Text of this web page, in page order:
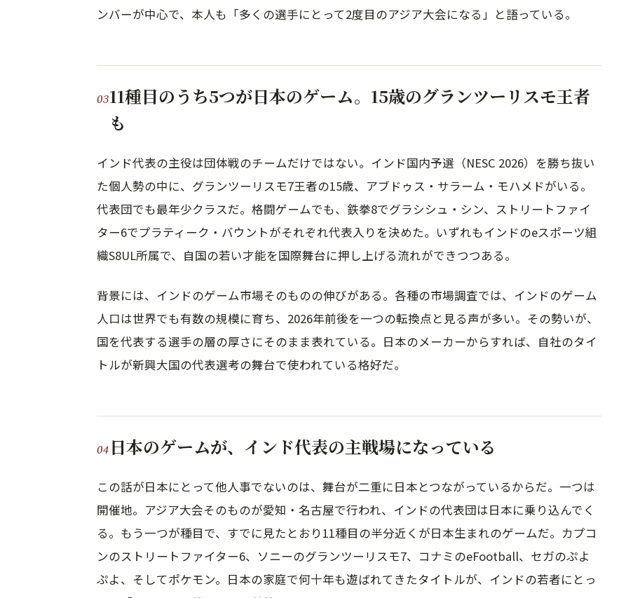
ンバーが中心で、本人も「多くの選手にとって2度目のアジア大会になる」と語っている。
11種目のうち5つが日本のゲーム。15歳のグランツーリスモ王者
も
インド代表の主役は団体戦のチームだけではない。インド国内予選（NESC 2026）を勝ち抜い
た個人勢の中に、グランツーリスモ7王者の15歳、アブドゥス・サラーム・モハメドがいる。
代表団でも最年少クラスだ。格闘ゲームでも、鉄拳8でグラシシュ・シン、ストリートファイ
ター6でプラティーク・バウントがそれぞれ代表入りを決めた。いずれもインドのeスポーツ組
織S8UL所属で、自国の若い才能を国際舞台に押し上げる流れができつつある。
背景には、インドのゲーム市場そのものの伸びがある。各種の市場調査では、インドのゲーム
人口は世界でも有数の規模に育ち、2026年前後を一つの転換点と見る声が多い。その勢いが、
国を代表する選手の層の厚さにそのまま表れている。日本のメーカーからすれば、自社のタイ
トルが新興大国の代表選考の舞台で使われている格好だ。
日本のゲームが、インド代表の主戦場になっている
この話が日本にとって他人事でないのは、舞台が二重に日本とつながっているからだ。一つは
開催地。アジア大会そのものが愛知・名古屋で行われ、インドの代表団は日本に乗り込んでく
る。もう一つが種目で、すでに見たとおり11種目の半分近くが日本生まれのゲームだ。カプコ
ンのストリートファイター6、ソニーのグランツーリスモ7、コナミのeFootball、セガのぷよ
ぷよ、そしてポケモン。日本の家庭で何十年も遊ばれてきたタイトルが、インドの若者にとっ